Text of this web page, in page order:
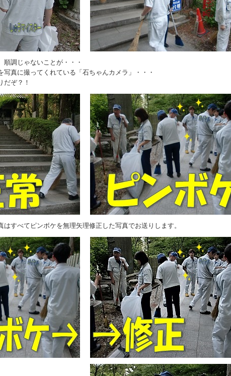
調じゃないことが・・・
写真に撮ってくれている「石ちゃんカメラ」・・・
だぞ？！
はすべてピンボケを無理矢理修正した写真でお送りします。